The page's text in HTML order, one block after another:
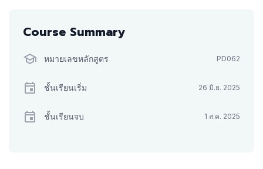
Course Summary
หมายเลขหลักสูตร PD062
ชั้นเรียนเริ่ม 26 มิ.ย. 2025
ชั้นเรียนจบ 1 ส.ค. 2025